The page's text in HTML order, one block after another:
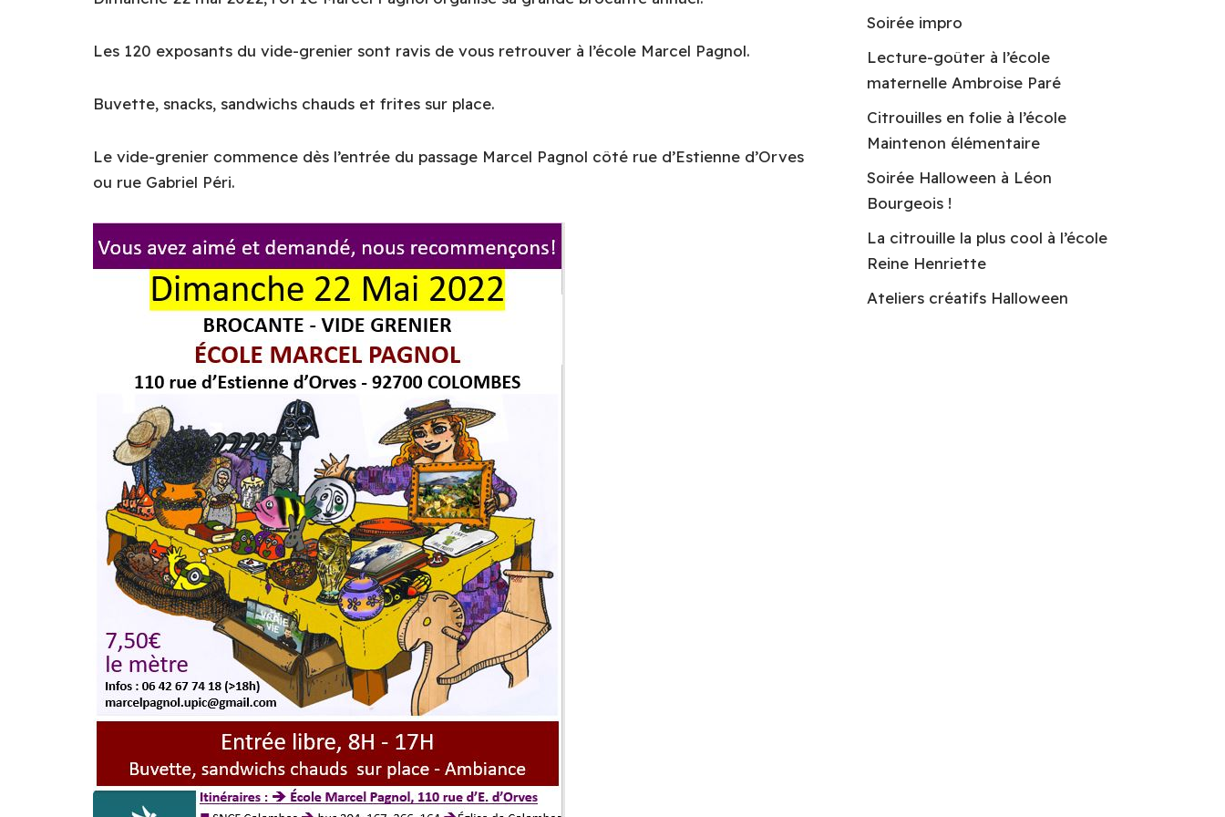
Les 120 exposants du vide-grenier sont ravis de vous retrouver à l’école Marcel Pagnol.
Buvette, snacks, sandwichs chauds et frites sur place.
Le vide-grenier commence dès l’entrée du passage Marcel Pagnol côté rue d’Estienne d’Orves
ou rue Gabriel Péri.
Soirée impro
Lecture-goûter à l’école
maternelle Ambroise Paré
Citrouilles en folie à l’école
Maintenon élémentaire
Soirée Halloween à Léon
Bourgeois !
La citrouille la plus cool à l’école
Reine Henriette
Ateliers créatifs Halloween